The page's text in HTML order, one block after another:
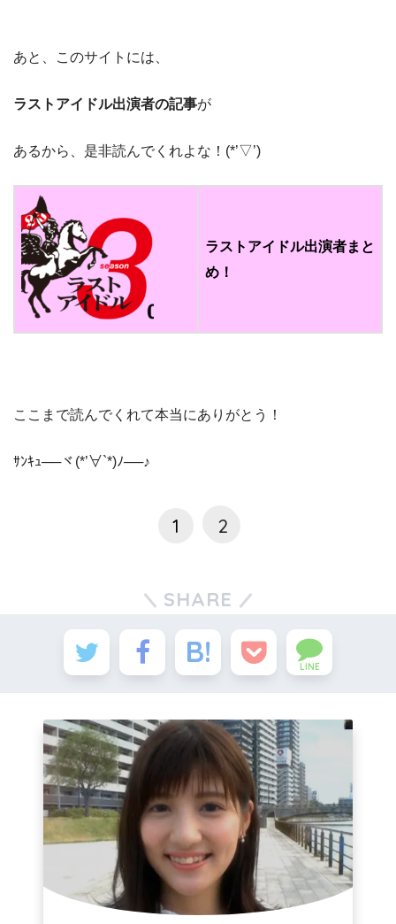
あと、このサイトには、
ラストアイドル出演者の記事が
あるから、是非読んでくれよな！(*’▽’)​
ラストアイドル出演者まと
め！
ここまで読んでくれて本当にありがとう！
ｻﾝｷｭ──ヾ(*’∀`*)ﾉ──♪
1 2
SHARE
LINE